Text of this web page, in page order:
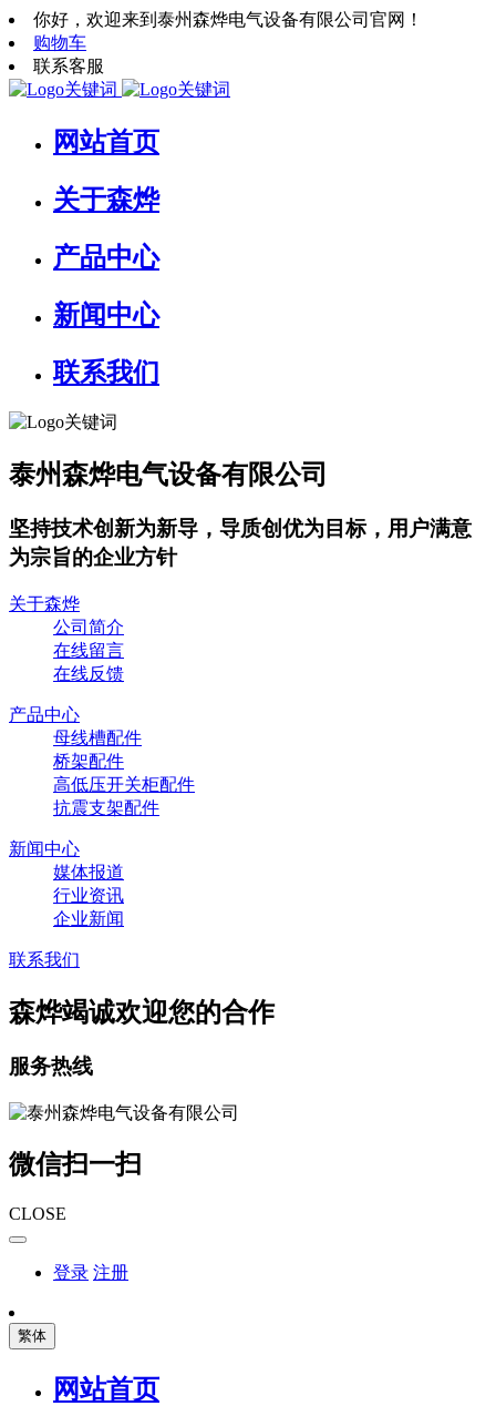
你好，欢迎来到泰州森烨电气设备有限公司官网！
购物车
联系客服
网站首页
关于森烨
产品中心
新闻中心
联系我们
泰州森烨电气设备有限公司
坚持技术创新为新导，导质创优为目标，用户满意
为宗旨的企业方针
关于森烨
公司简介
在线留言
在线反馈
产品中心
母线槽配件
桥架配件
高低压开关柜配件
抗震支架配件
新闻中心
媒体报道
行业资讯
企业新闻
联系我们
森烨竭诚欢迎您的合作
服务热线
微信扫一扫
CLOSE
登录 注册
繁体
网站首页